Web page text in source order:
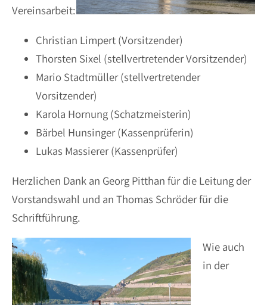
Vereinsarbeit:
Christian Limpert (Vorsitzender)
Thorsten Sixel (stellvertretender Vorsitzender)
Mario Stadtmüller (stellvertretender
Vorsitzender)
Karola Hornung (Schatzmeisterin)
Bärbel Hunsinger (Kassenprüferin)
Lukas Massierer (Kassenprüfer)
Herzlichen Dank an Georg Pitthan für die Leitung der
Vorstandswahl und an Thomas Schröder für die
Schriftführung.
Wie auch
in der